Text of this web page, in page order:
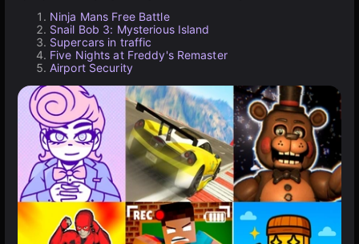
Ninja Mans Free Battle
Snail Bob 3: Mysterious Island
Supercars in traffic
Five Nights at Freddy's Remaster
Airport Security